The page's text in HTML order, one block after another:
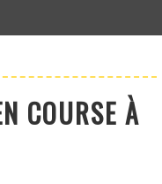
COURSE À